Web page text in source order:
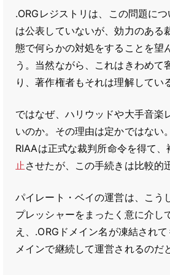
.ORGレジストリは、この問題に
は公表していないが、効力のある
態で何らかの対処をすることを望
う。当然ながら、これはきわめて
り、著作権者もそれは理解してい
ではなぜ、ハリウッドや大手音楽
いのか。その理由は定かではない
RIAAは正式な裁判所命令を得て
止させたが、この手続きは比較的
パイレート・ベイの運営は、こう
プレッシャーをまったく意に介し
え、.ORGドメイン名が凍結され
メインで継続して運営されるのだ